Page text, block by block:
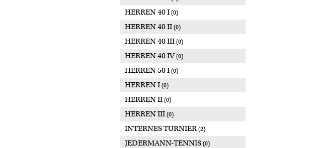
HERREN 40 I (0)
HERREN 40 II (0)
HERREN 40 III (0)
HERREN 40 IV(0)
HERREN 50 I (0)
HERREN I (0)
HERREN II (0)
HERREN III (0)
INTERNES TURNIER (2)
JEDERMANN-TENNIS (0)